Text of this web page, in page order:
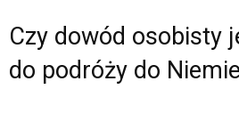
Czy dowód osobisty
do podróży do